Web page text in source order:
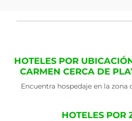
HOTELES POR
CARMEN CERCA DE
Encuentra hospedaje en la zona
HOTELES POR